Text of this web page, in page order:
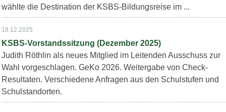
wählte die Destination der KSBS-Bildungsreise im ...
18.12.2025
KSBS-Vorstandssitzung (Dezember 2025)
Judith Röthlin als neues Mitglied im Leitenden Ausschuss zur
Wahl vorgeschlagen. GeKo 2026. Weitergabe von Check-
Resultaten. Verschiedene Anfragen aus den Schulstufen und
Schulstandorten.